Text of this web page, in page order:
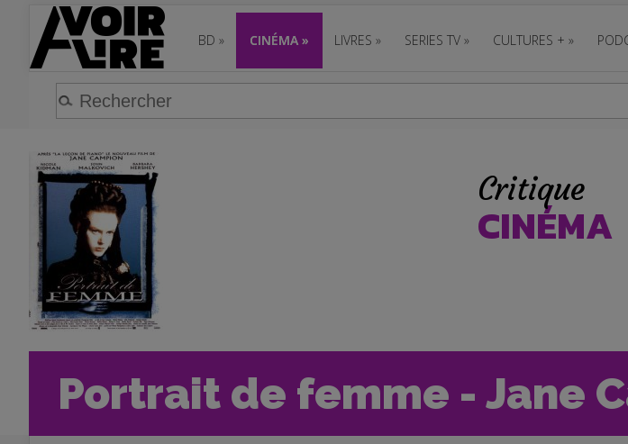
BD » CINÉMA » LIVRES » SERIES TV » CULTURES + »
Critique
CINÉMA
Portrait de femme - Jane